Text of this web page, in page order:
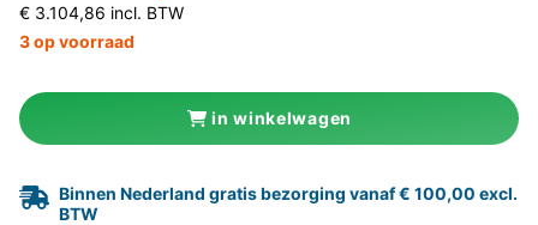
€ 3.104,86 incl. BTW
3 op voorraad
in winkelwagen
Binnen Nederland gratis bezorging vanaf € 100,00 excl.
BTW